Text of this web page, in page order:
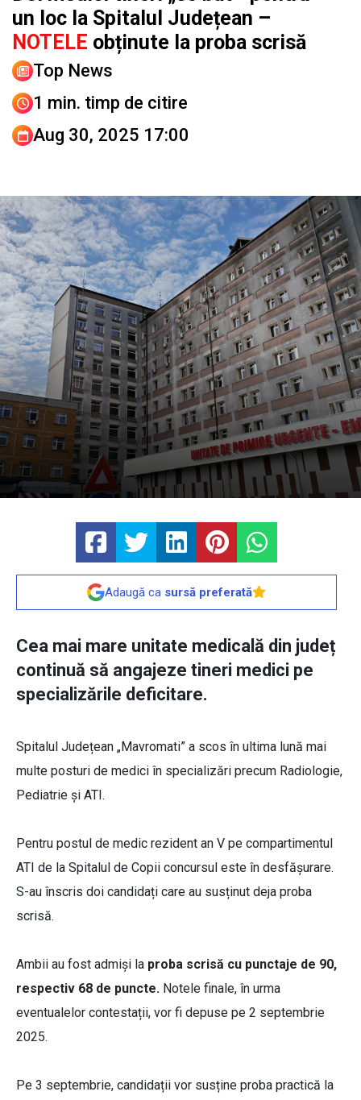
un loc la Spitalul Județean –
NOTELE obținute la proba scrisă
Top News
1 min. timp de citire
Aug 30, 2025 17:00
Adaugă ca sursă preferată
Cea mai mare unitate medicală din județ
continuă să angajeze tineri medici pe
specializările deficitare.
Spitalul Județean „Mavromati” a scos în ultima lună mai
multe posturi de medici în specializări precum Radiologie,
Pediatrie și ATI.
Pentru postul de medic rezident an V pe compartimentul
ATI de la Spitalul de Copii concursul este în desfășurare.
S-au înscris doi candidați care au susținut deja proba
scrisă.
Ambii au fost admiși la proba scrisă cu punctaje de 90,
respectiv 68 de puncte. Notele finale, în urma
eventualelor contestații, vor fi depuse pe 2 septembrie
2025.
Pe 3 septembrie, candidații vor susține proba practică la